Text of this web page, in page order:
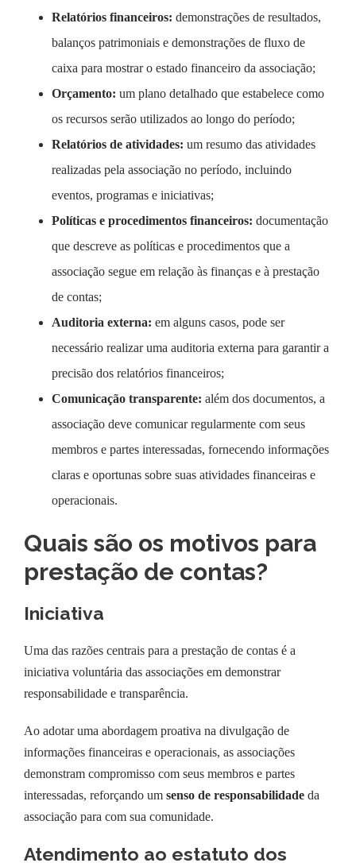
Relatórios financeiros: demonstrações de resultados,
balanços patrimoniais e demonstrações de fluxo de
caixa para mostrar o estado financeiro da associação;
Orçamento: um plano detalhado que estabelece como
os recursos serão utilizados ao longo do período;
Relatórios de atividades: um resumo das atividades
realizadas pela associação no período, incluindo
eventos, programas e iniciativas;
Políticas e procedimentos financeiros: documentação
que descreve as políticas e procedimentos que a
associação segue em relação às finanças e à prestação
de contas;
Auditoria externa: em alguns casos, pode ser
necessário realizar uma auditoria externa para garantir a
precisão dos relatórios financeiros;
Comunicação transparente: além dos documentos, a
associação deve comunicar regularmente com seus
membros e partes interessadas, fornecendo informações
claras e oportunas sobre suas atividades financeiras e
operacionais.
Quais são os motivos para
prestação de contas?
Iniciativa
Uma das razões centrais para a prestação de contas é a
iniciativa voluntária das associações em demonstrar
responsabilidade e transparência.
Ao adotar uma abordagem proativa na divulgação de
informações financeiras e operacionais, as associações
demonstram compromisso com seus membros e partes
interessadas, reforçando um senso de responsabilidade da
associação para com sua comunidade.
Atendimento ao estatuto dos